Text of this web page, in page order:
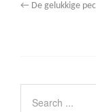
← De gelukkige